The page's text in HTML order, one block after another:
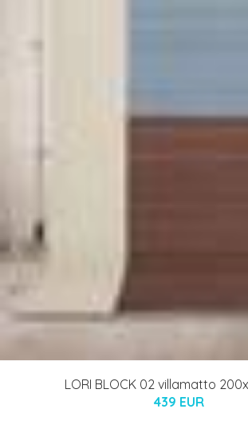
LORI BLOCK 02 villamatto
439 EUR